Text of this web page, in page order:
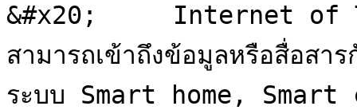
&#x20;     Internet of
สามารถเข้าถึงข้อมูลหรือสื่อสา
ระบบ Smart home,